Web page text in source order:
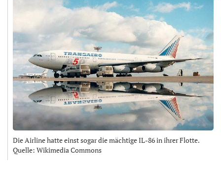
Die Airline hatte einst sogar die mächtige IL-86 in ihrer Flotte.
Quelle: Wikimedia Commons